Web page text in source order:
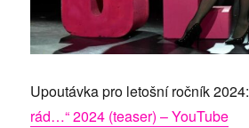
Upoutávka pro letošní ročník 2024:
rád…“ 2024 (teaser) – YouTube